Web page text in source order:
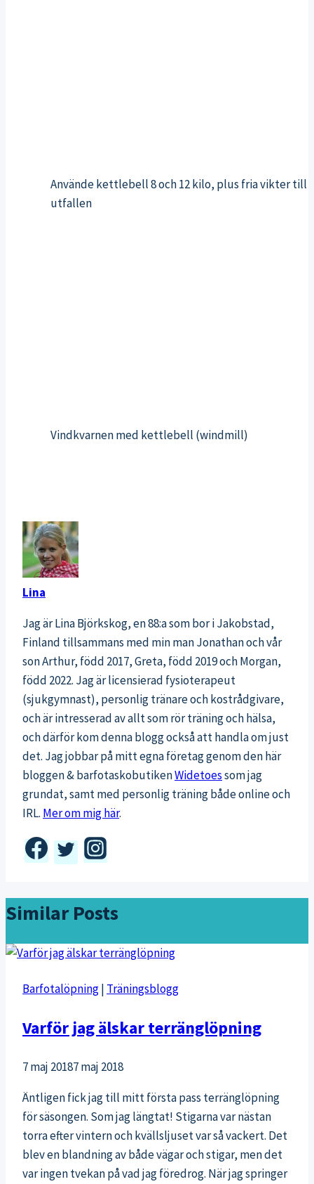
Använde kettlebell 8 och 12 kilo, plus fria vikter till
utfallen
Vindkvarnen med kettlebell (windmill)
Lina
Jag är Lina Björkskog, en 88:a som bor i Jakobstad,
Finland tillsammans med min man Jonathan och vår
son Arthur, född 2017, Greta, född 2019 och Morgan,
född 2022. Jag är licensierad fysioterapeut
(sjukgymnast), personlig tränare och kostrådgivare,
och är intresserad av allt som rör träning och hälsa,
och därför kom denna blogg också att handla om just
det. Jag jobbar på mitt egna företag genom den här
bloggen & barfotaskobutikenWidetoessom jag
grundat, samt med personlig träning både online och
IRL. Mer om mig här.
Similar Posts
Barfotalöpning| Träningsblogg
Varför jag älskar terränglöpning
7 maj 20187 maj 2018
Äntligen fick jag till mitt första pass terränglöpning
för säsongen. Som jag längtat! Stigarna var nästan
torra efter vintern och kvällsljuset var så vackert. Det
blev en blandning av både vägar och stigar, men det
var ingen tvekan på vad jag föredrog. När jag springer